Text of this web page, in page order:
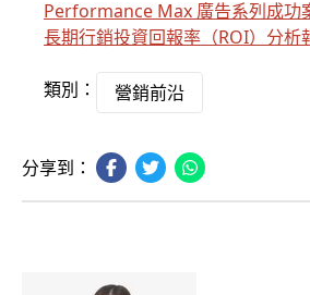
Performance Max 廣告系列成功
長期行銷投資回報率（ROI）分析
類別： 營銷前沿
分享到：